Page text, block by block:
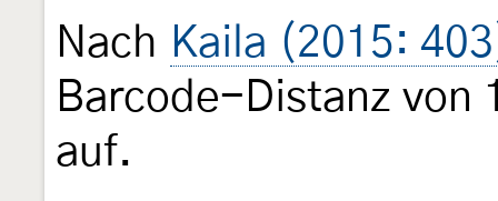
Nach Kaila (2015:
Barcode-Distanz von
auf.